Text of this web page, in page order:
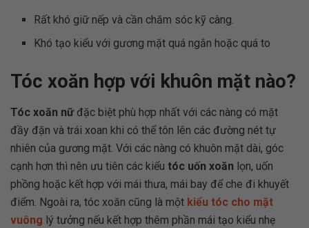
Rất khó giữ nếp và cần chăm sóc kỹ càng.
Khó tạo kiểu với gương mặt quá ngắn hoặc quá to
Tóc xoăn hợp với khuôn mặt nào?
Tóc xoăn nữ đặc biệt phù hợp nhất với các nàng có mặt
đầy đặn và trái xoan khi có thể tôn lên các đường nét tự
nhiên của gương mặt. Với các nàng có khuôn mặt dài, góc
cạnh hơn thì nên ưu tiên các kiểu tóc uốn xoăn lọn, uốn
phồng hoặc kết hợp với mái thưa, mái bay để che đi khuyết
điểm. Ngoài ra, tóc xoăn cũng là một kiểu tóc cho mặt
vuông lý tưởng nếu kết hợp thêm phần mái tạo kiểu nhẹ